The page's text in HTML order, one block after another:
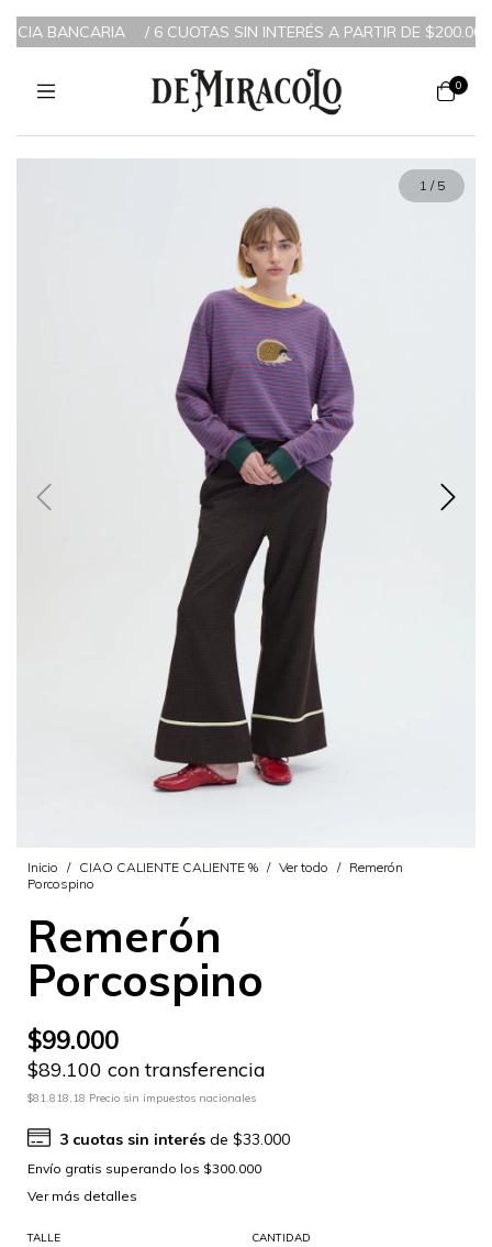
BANCARIA / 6 CUOTAS SIN INTERÉS A PARTIR DE $200.000
0
1 / 5
Inicio / CIAO CALIENTE CALIENTE % / Ver todo / Remerón
Porcospino
Remerón
Porcospino
$99.000
$89.100 con transferencia
$81.818,18 Precio sin impuestos nacionales
3cuotas sin interésde $33.000
Ver más detalles
TALLE CANTIDAD